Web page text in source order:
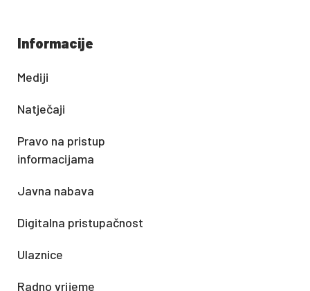
Informacije
Mediji
Natječaji
Pravo na pristup
informacijama
Javna nabava
Digitalna pristupačnost
Ulaznice
Radno vrijeme